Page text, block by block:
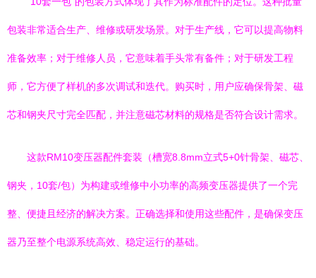
包装非常适合生产、维修或研发场景。对于生产线，它可以提高物料
准备效率；对于维修人员，它意味着手头常有备件；对于研发工程
师，它方便了样机的多次调试和迭代。购买时，用户应确保骨架、磁
芯和钢夹尺寸完全匹配，并注意磁芯材料的规格是否符合设计需求。
这款RM10变压器配件套装（槽宽8.8mm立式5+0针骨架、磁芯、
钢夹，10套/包）为构建或维修中小功率的高频变压器提供了一个完
整、便捷且经济的解决方案。正确选择和使用这些配件，是确保变压
器乃至整个电源系统高效、稳定运行的基础。